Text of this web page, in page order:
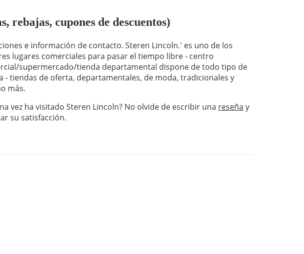
cupones de descuentos)
e información de contacto. Steren Lincoln.' es uno de los
lugares comerciales para pasar el tiempo libre - centro
supermercado/tienda departamental dispone de todo tipo de
- tiendas de oferta, departamentales, de moda, tradicionales y
más.
vez ha visitado Steren Lincoln? No olvide de escribir una reseña y
su satisfacción.